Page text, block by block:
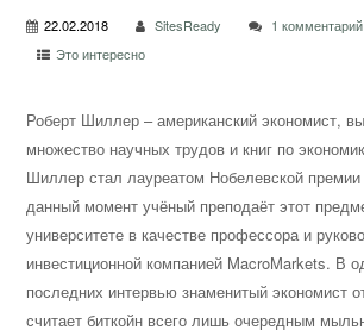
22.02.2018 SitesReady
1 комментарий
Это интересно
Роберт Шиллер – американский экономист,
множество научных трудов и книг по
Шиллер стал лауреатом Нобелевской
данный момент учёный преподаёт этот
университете в качестве профессора и
инвестиционной компанией MacroMarkets. В
последних интервью знаменитый экономист
считает биткойн всего лишь очередным